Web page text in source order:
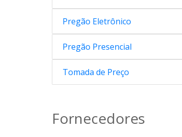
Pregão Eletrônico
Pregão Presencial
Tomada de Preço
Fornecedores